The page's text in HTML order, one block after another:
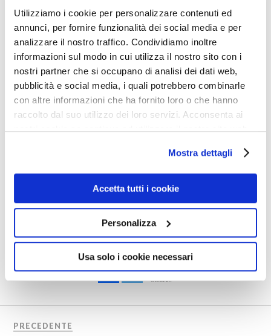
Utilizziamo i cookie per personalizzare contenuti ed
annunci, per fornire funzionalità dei social media e per
analizzare il nostro traffico. Condividiamo inoltre
informazioni sul modo in cui utilizza il nostro sito con i
nostri partner che si occupano di analisi dei dati web,
pubblicità e social media, i quali potrebbero combinarle
con altre informazioni che ha fornito loro o che hanno
raccolto dal suo utilizzo dei loro servizi. Acconsenta ai
nostri cookie se continua ad utilizzare il nostro sito web.
Mostra dettagli
Accetta tutti i cookie
Personalizza
Usa solo i cookie necessari
—
Cornelio fece il suo resoconto:
— Padrone, poiché i banchieri sono una banda di ladri,
che, loro sì, mietono dove non hanno seminato e
raccolgono dove non hanno sparso, non mi sono fidato e
ho nascosto il tuo denaro sotto il materasso. Eccolo. —
Il padrone sentenziò:
— Bravo servo fedele, entra nella gioia del tuo padrone,
caro Cornelio. Quanto a voi due, tre secoli di purgatorio
non ve li leva nessuno. —
ORAZIA
0
Shares
PRECEDENTE